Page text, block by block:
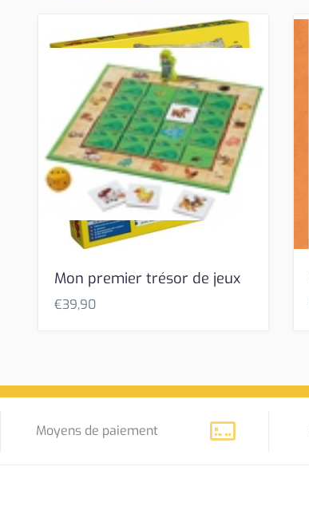
Mon premier trésor de jeux
€39,90
Moyens de paiement